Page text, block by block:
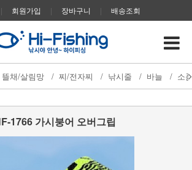
| 회원가입 | 장바구니 | 배송조회
뜰채/살림망 / 찌/전자찌 / 낚시줄 / 바늘 / 소
1766 가시붕어 오버그립